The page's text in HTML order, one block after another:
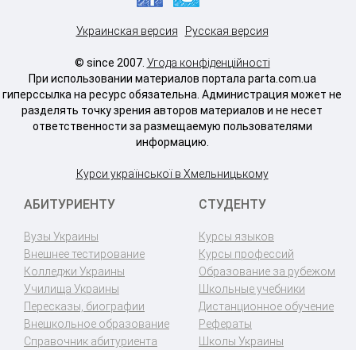
Украинская версия Русская версия
© since 2007. Угода конфіденційності
При использовании материалов портала parta.com.ua
гиперссылка на ресурс обязательна. Администрация может не
разделять точку зрения авторов материалов и не несет
ответственности за размещаемую пользователями
информацию.
Курси української в Хмельницькому
АБИТУРИЕНТУ
Вузы Украины
Внешнее тестирование
Колледжи Украины
Училища Украины
Пересказы, биографии
Внешкольное образование
Справочник абитуриента
СТУДЕНТУ
Курсы языков
Курсы профессий
Образование за рубежом
Школьные учебники
Дистанционное обучение
Рефераты
Школы Украины